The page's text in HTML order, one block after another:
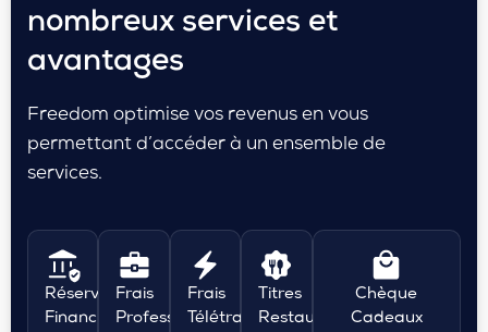
nombreux services et
avantages
Freedom optimise vos revenus en vous
permettant d’accéder à un ensemble de
services.
Réserve
Financière
Frais
Professionnels
Frais
Télétravail
Titres
Restaurant
Chèque
Cadeaux